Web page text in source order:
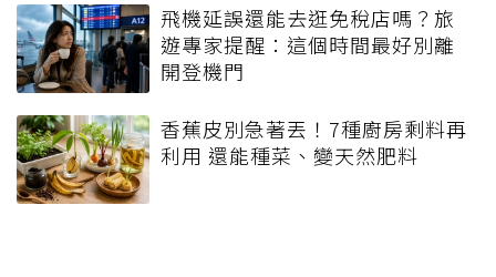
飛機延誤還能去逛免稅店嗎？旅
遊專家提醒：這個時間最好別離
開登機門
香蕉皮別急著丟！7種廚房剩料再
利用 還能種菜、變天然肥料